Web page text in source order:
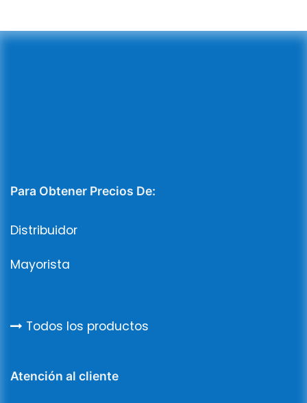
Para Obtener Precios De:
Distribuidor
Mayorista
Todos los productos
Atención al cliente